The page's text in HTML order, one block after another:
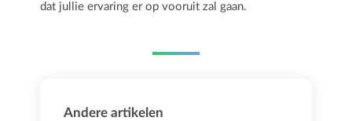
dat jullie ervaring er op vooruit zal gaan.
Andere artikelen